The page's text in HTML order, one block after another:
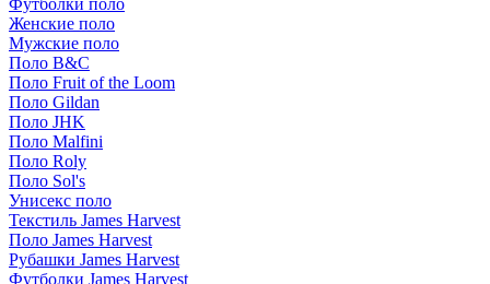
Футболки поло
Женские поло
Мужские поло
Поло B&C
Поло Fruit of the Loom
Поло Gildan
Поло JHK
Поло Malfini
Поло Roly
Поло Sol's
Унисекс поло
Текстиль James Harvest
Поло James Harvest
Рубашки James Harvest
Футболки James Harvest